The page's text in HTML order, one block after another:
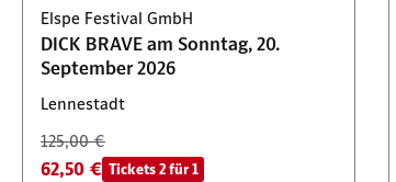
Elspe Festival GmbH
DICK BRAVE am Sonntag, 20.
September 2026
Lennestadt
125,00 €
62,50 € Tickets 2 für 1